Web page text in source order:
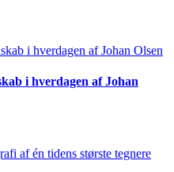
i hverdagen af Johan